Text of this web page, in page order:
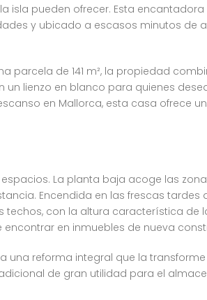
pueden ofrecer. Esta encantadora
y ubicado a escasos minutos de
parcela de 141 m², la propiedad
lienzo en blanco para quienes
en Mallorca, esta casa ofrece
La planta baja acoge las
Encendida en las frescas tardes
con la altura característica de
en inmuebles de nueva
reforma integral que la
de gran utilidad para el